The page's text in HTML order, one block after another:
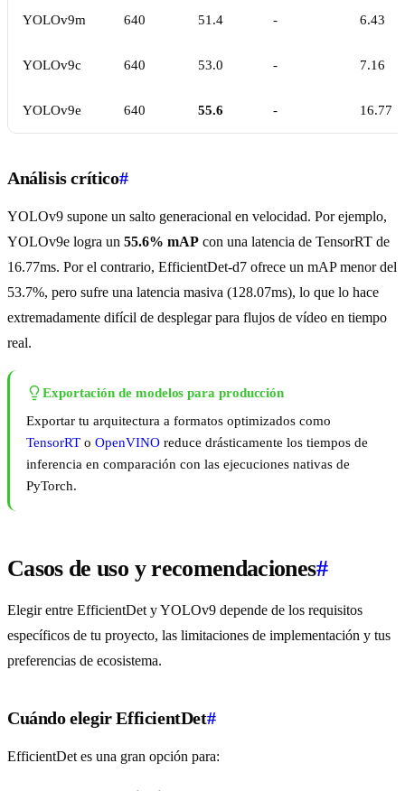
YOLOv9m 640 51.4 - 6.43
YOLOv9c 640 53.0 - 7.16
YOLOv9e 640 55.6 - 16.77
Análisis crítico#
YOLOv9 supone un salto generacional en velocidad. Por ejemplo,
YOLOv9e logra un 55.6% mAP con una latencia de TensorRT de
16.77ms. Por el contrario, EfficientDet-d7 ofrece un mAP menor del
53.7%, pero sufre una latencia masiva (128.07ms), lo que lo hace
extremadamente difícil de desplegar para flujos de vídeo en tiempo
real.
Exportación de modelos para producción
Exportar tu arquitectura a formatos optimizados como
TensorRT o OpenVINO reduce drásticamente los tiempos de
inferencia en comparación con las ejecuciones nativas de
PyTorch.
Casos de uso y recomendaciones#
Elegir entre EfficientDet y YOLOv9 depende de los requisitos
específicos de tu proyecto, las limitaciones de implementación y tus
preferencias de ecosistema.
Cuándo elegir EfficientDet#
EfficientDet es una gran opción para: